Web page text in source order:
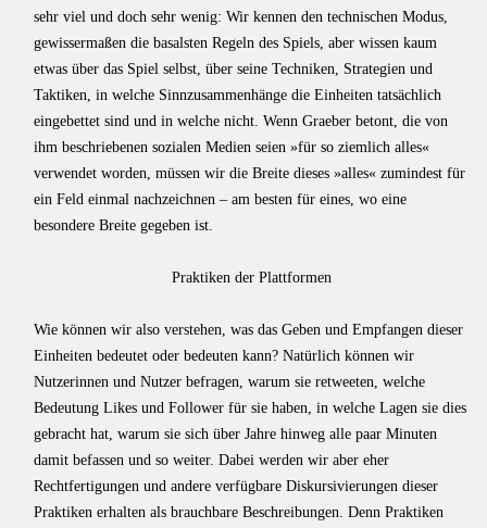
sehr viel und doch sehr wenig: Wir kennen den technischen Modus,
gewissermaßen die basalsten Regeln des Spiels, aber wissen kaum
etwas über das Spiel selbst, über seine Techniken, Strategien und
Taktiken, in welche Sinnzusammenhänge die Einheiten tatsächlich
eingebettet sind und in welche nicht. Wenn Graeber betont, die von
ihm beschriebenen sozialen Medien seien »für so ziemlich alles«
verwendet worden, müssen wir die Breite dieses »alles« zumindest für
ein Feld einmal nachzeichnen – am besten für eines, wo eine
besondere Breite gegeben ist.
Praktiken der Plattformen
Wie können wir also verstehen, was das Geben und Empfangen dieser
Einheiten bedeutet oder bedeuten kann? Natürlich können wir
Nutzerinnen und Nutzer befragen, warum sie retweeten, welche
Bedeutung Likes und Follower für sie haben, in welche Lagen sie dies
gebracht hat, warum sie sich über Jahre hinweg alle paar Minuten
damit befassen und so weiter. Dabei werden wir aber eher
Rechtfertigungen und andere verfügbare Diskursivierungen dieser
Praktiken erhalten als brauchbare Beschreibungen. Denn Praktiken